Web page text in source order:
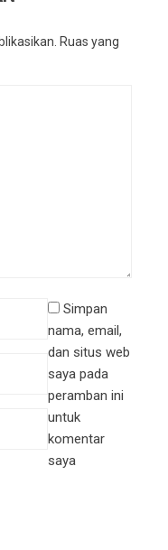
Ruas yang
Simpan
nama, email,
dan situs web
saya pada
peramban ini
untuk
komentar
saya